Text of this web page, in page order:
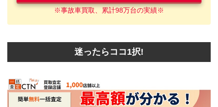
※事故車買取、累計98万台の実績※
迷ったらココ1択!